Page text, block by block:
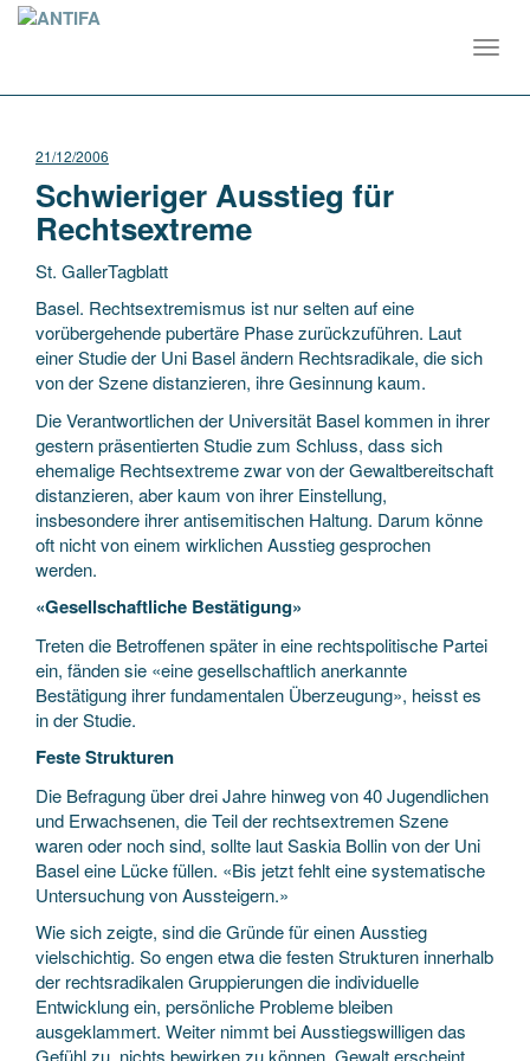
21/12/2006
Schwieriger Ausstieg für
Rechtsextreme
St. GallerTagblatt
Basel. Rechtsextremismus ist nur selten auf eine
vorübergehende pubertäre Phase zurückzuführen. Laut
einer Studie der Uni Basel ändern Rechtsradikale, die sich
von der Szene distanzieren, ihre Gesinnung kaum.
Die Verantwortlichen der Universität Basel kommen in ihrer
gestern präsentierten Studie zum Schluss, dass sich
ehemalige Rechtsextreme zwar von der Gewaltbereitschaft
distanzieren, aber kaum von ihrer Einstellung,
insbesondere ihrer antisemitischen Haltung. Darum könne
oft nicht von einem wirklichen Ausstieg gesprochen
werden.
«Gesellschaftliche Bestätigung»
Treten die Betroffenen später in eine rechtspolitische Partei
ein, fänden sie «eine gesellschaftlich anerkannte
Bestätigung ihrer fundamentalen Überzeugung», heisst es
in der Studie.
Feste Strukturen
Die Befragung über drei Jahre hinweg von 40 Jugendlichen
und Erwachsenen, die Teil der rechtsextremen Szene
waren oder noch sind, sollte laut Saskia Bollin von der Uni
Basel eine Lücke füllen. «Bis jetzt fehlt eine systematische
Untersuchung von Aussteigern.»
Wie sich zeigte, sind die Gründe für einen Ausstieg
vielschichtig. So engen etwa die festen Strukturen innerhalb
der rechtsradikalen Gruppierungen die individuelle
Entwicklung ein, persönliche Probleme bleiben
ausgeklammert. Weiter nimmt bei Ausstiegswilligen das
Gefühl zu, nichts bewirken zu können. Gewalt erscheint